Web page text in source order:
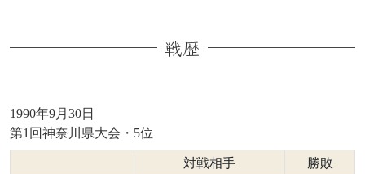
戦歴
1990年9月30日
第1回神奈川県大会・5位
対戦相手
勝敗